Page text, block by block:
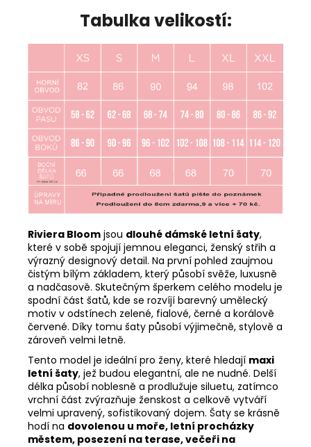
Tabulka velikostí:
Riviera Bloom jsou dlouhé dámské letní šaty,
které v sobě spojují jemnou eleganci, ženský střih a
výrazný designový detail. Na první pohled zaujmou
čistým bílým základem, který působí svěže, luxusně
a nadčasově. Skutečným šperkem celého modelu je
spodní část šatů, kde se rozvíjí barevný umělecký
motiv v odstínech zelené, fialové, černé a korálově
červené. Díky tomu šaty působí výjimečně, stylově a
zároveň velmi letně.
Tento model je ideální pro ženy, které hledají maxi
letní šaty, jež budou elegantní, ale ne nudné. Delší
délka působí noblesně a prodlužuje siluetu, zatímco
vrchní část zvýrazňuje ženskost a celkově vytváří
velmi upravený, sofistikovaný dojem. Šaty se krásně
hodí na dovolenou u moře, letní procházky
městem, posezení na terase, večeři na